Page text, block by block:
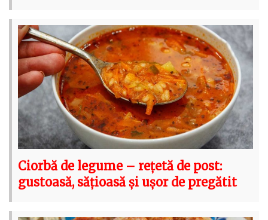
Ciorbă de legume – rețetă de post:
gustoasă, sățioasă și ușor de pregătit